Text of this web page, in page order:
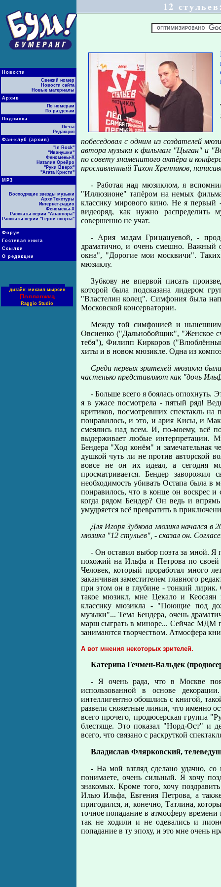
Новости
Свежий номер
Новости сайта
Новые материалы
Архив
По номерам
По разделам
Подписка
Почта
Редакция
Фан-клуб (архив)
"In Rock"
"Иванушки"
Феномены-Х
Наталия Орейро
"Руки Вверх"
"Агата Кристи"
МР3
Восходящие звезды музыки
АрхиТекстуры
Интернет-радио
Феномены-Х
Рассказы серии "Авантюра"
Рассказы серии "Герои спорта"
Форум
Гостевая книга
Ссылки
О редакции
дизайн: михаил мырсин
Поддержка
Raggio Studio
12
побеседовал с одним из создателей
автора музыки к фильмам "Цыган" и
по совету знаменитого актёра и
прославленный Тихон Хренников,
- Работая над мюзиклом, я
"Иллюзионе" тапёром на немых
классику мирового кино. Не я первый
видеоряд, как нужно распределить
совершенно не учат.
- Ария мадам Грицацуевой, -
драматично, и очень смешно. Важный
окна", "Дорогие мои москвичи".
мюзиклу.
Зубкову не впервой писать
которой была подсказана лидером
"Властелин колец". Симфония была
Московской консерватории.
Между той симфонией и нынешним
Овсиенко ("Дальнобойщик", "Женское
тебя"), Филипп Киркоров
хиты и в новом мюзикле. Одна из
Среди первых зрителей мюзикла
частенько представляют как "дочь
- Больше всего я боялась
я в ужасе посмотрела - пятый ряд!
критиков, посмотревших спектакль
понравилось, и это, и ария Кисы, и
смеялись над всем. И, по-моему, всё
выдерживает любые интерпретации.
Бендера "Ход конём" и замечательная
душкой чуть ли не против авторской
вовсе не он их идеал, а сегодня
просматривается. Бендер
необходимость убивать Остапа была в
понравилось, что в конце он воскрес
когда рядом Бендер? Он ведь и
умудряется всё превратить в
Для Игоря Зубкова мюзикл начался в
мюзикл "12 стульев", - сказал он.
- Он оставил выбор поэта за мной. Я
похожий на Ильфа и Петрова по
Человек, который проработал много
заканчивая заместителем главного
при этом он в глубине - тонкий
такое мюзикл, мне Цекало и Кеосаян
классику мюзикла - "Поющие под
музыки"... Тема Бендера, очень
марш сыграть в миноре... Сейчас МДМ
занимаются творчеством. Атмосфера
А вот мнения некоторых зрителей.
Катерина Гечмен-Вальдек
- Я очень рада, что в Москве
использованной в основе
интеллигентно обошлись с книгой,
развели сюжетные линии, что именно
всего прочего, продюсерская группа
блестяще. Это показал "Норд-Ост" и
всего, что связано с раскруткой
Владислав Флярковский,
- На мой взгляд сделано удачно,
понимаете, очень сильный. Я хочу
знакомых. Кроме того, хочу
Илью Ильфа, Евгения Петрова, а
пригодился, и, конечно, Татлина,
точное попадание в атмосферу
так не ходили и не одевались и
попадание в ту эпоху, и это мне очень